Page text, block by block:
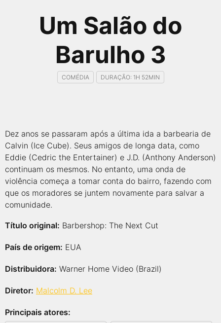
Um Salão do
Barulho 3
COMÉDIA DURAÇÃO: 1H 52MIN
Dez anos se passaram após a última ida a barbearia de
Calvin (Ice Cube). Seus amigos de longa data, como
Eddie (Cedric the Entertainer) e J.D. (Anthony Anderson)
continuam os mesmos. No entanto, uma onda de
violência começa a tomar conta do bairro, fazendo com
que os moradores se juntem novamente para salvar a
comunidade.
Título original: Barbershop: The Next Cut
País de origem: EUA
Distribuidora: Warner Home Video (Brazil)
Diretor: Malcolm D. Lee
Principais atores: